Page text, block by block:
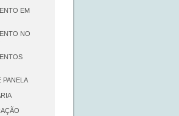
EM
NO
PANELA